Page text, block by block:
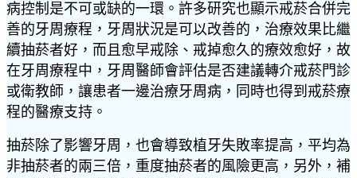
病控制是不可或缺的一環。許多研究也顯示戒菸合併完
善的牙周療程，牙周狀況是可以改善的，治療效果比繼
續抽菸者好，而且愈早戒除、戒掉愈久的療效愈好，故
在牙周療程中，牙周醫師會評估是否建議轉介戒菸門診
或衛教師，讓患者一邊治療牙周病，同時也得到戒菸療
程的醫療支持。
抽菸除了影響牙周，也會導致植牙失敗率提高，平均為
非抽菸者的兩三倍，重度抽菸者的風險更高，另外，補